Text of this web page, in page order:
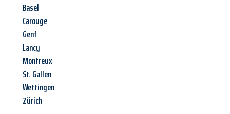
Basel
Carouge
Genf
Lancy
Montreux
St. Gallen
Wettingen
Zürich